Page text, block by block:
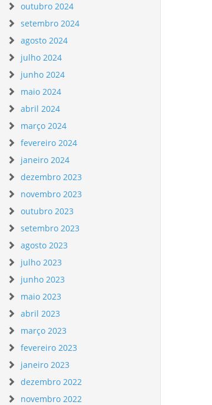
outubro 2024
setembro 2024
agosto 2024
julho 2024
junho 2024
maio 2024
abril 2024
março 2024
fevereiro 2024
janeiro 2024
dezembro 2023
novembro 2023
outubro 2023
setembro 2023
agosto 2023
julho 2023
junho 2023
maio 2023
abril 2023
março 2023
fevereiro 2023
janeiro 2023
dezembro 2022
novembro 2022